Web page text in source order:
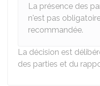
La présence des
n'est pas
recommandée.
La décision est
des parties et du